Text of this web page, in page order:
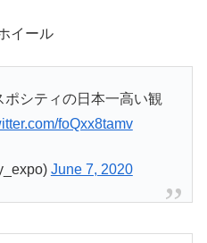
イール
シティの日本一高い観
foQxx8tamv
June 7, 2020